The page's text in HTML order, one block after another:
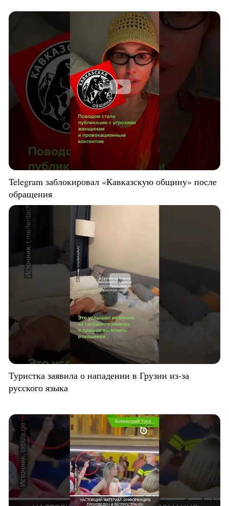
Telegram заблокировал «Кавказскую общину» после
обращения
Туристка заявила о нападении в Грузии из-за
русского языка